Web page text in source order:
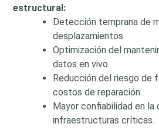
estructural:
Detección temprana de
desplazamientos.
Optimización del
datos en vivo.
Reducción del riesgo de
costos de reparación.
Mayor confiabilidad en la
infraestructuras críticas.